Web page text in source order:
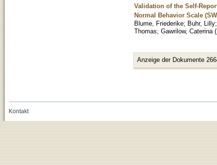
Validation of the Self-
Normal Behavior Scale
Blume, Friederike; Buhr, Lilly
Thomas; Gawrilow, Caterina (
Anzeige der Dokumente
Kontakt